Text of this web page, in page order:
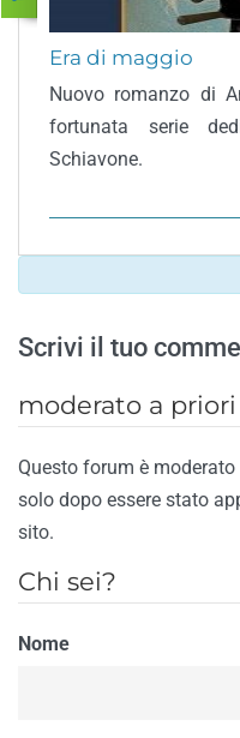
Era di maggio
Nuovo romanzo di
fortunata serie
Schiavone.
Scrivi il tuo
moderato a priori
Questo forum è
solo dopo essere stato
sito.
Chi sei?
Nome